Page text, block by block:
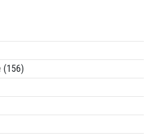
(156)